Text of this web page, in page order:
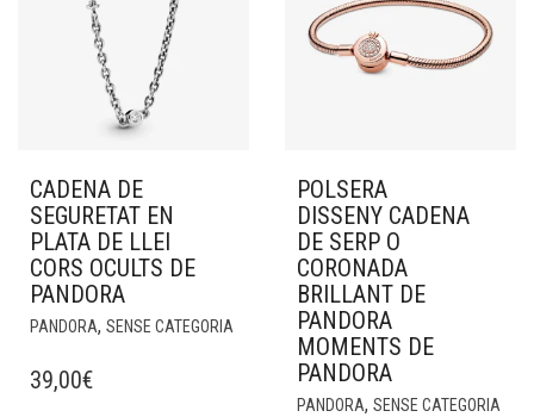
CADENA DE
SEGURETAT EN
PLATA DE LLEI
CORS OCULTS DE
PANDORA
PANDORA, SENSE CATEGORIA
39,00€
POLSERA
DISSENY CADENA
DE SERP O
CORONADA
BRILLANT DE
PANDORA
MOMENTS DE
PANDORA
PANDORA, SENSE CATEGORIA